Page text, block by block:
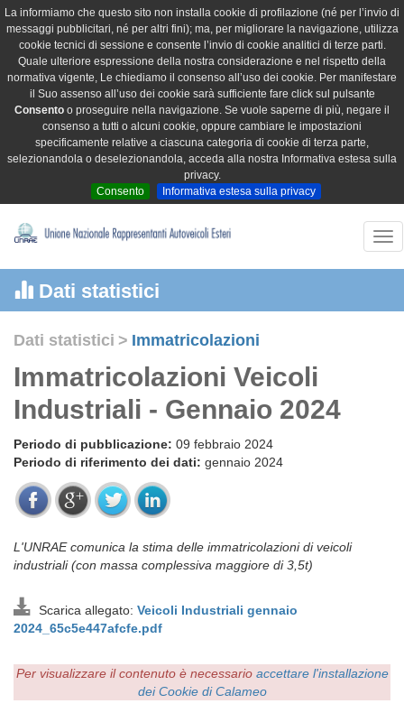
La informiamo che questo sito non installa cookie di profilazione (né per l’invio di
messaggi pubblicitari, né per altri fini); ma, per migliorare la navigazione, utilizza
cookie tecnici di sessione e consente l’invio di cookie analitici di terze parti.
Quale ulteriore espressione della nostra considerazione e nel rispetto della
normativa vigente, Le chiediamo il consenso all’uso dei cookie. Per manifestare
il Suo assenso all’uso dei cookie sarà sufficiente fare click sul pulsante
Consento o proseguire nella navigazione. Se vuole saperne di più, negare il
consenso a tutti o alcuni cookie, oppure cambiare le impostazioni
specificamente relative a ciascuna categoria di cookie di terza parte,
selezionandola o deselezionandola, acceda alla nostra Informativa estesa sulla
privacy.
Consento
Informativa estesa sulla privacy
Dati statistici
Dati statistici > Immatricolazioni
Immatricolazioni Veicoli
Industriali - Gennaio 2024
Periodo di pubblicazione: 09 febbraio 2024
Periodo di riferimento dei dati: gennaio 2024
L'UNRAE comunica la stima delle immatricolazioni di veicoli
industriali (con massa complessiva maggiore di 3,5t)
Scarica allegato: Veicoli Industriali gennaio
2024_65c5e447afcfe.pdf
Per visualizzare il contenuto è necessario accettare l'installazione
dei Cookie di Calameo